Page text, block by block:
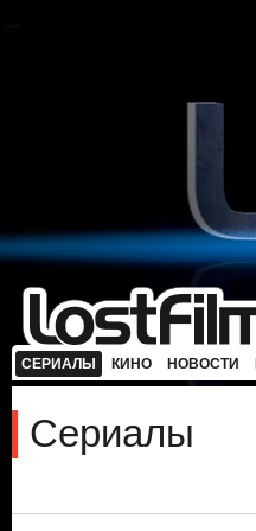
СЕРИАЛЫ КИНО НОВОСТИ
Сериалы